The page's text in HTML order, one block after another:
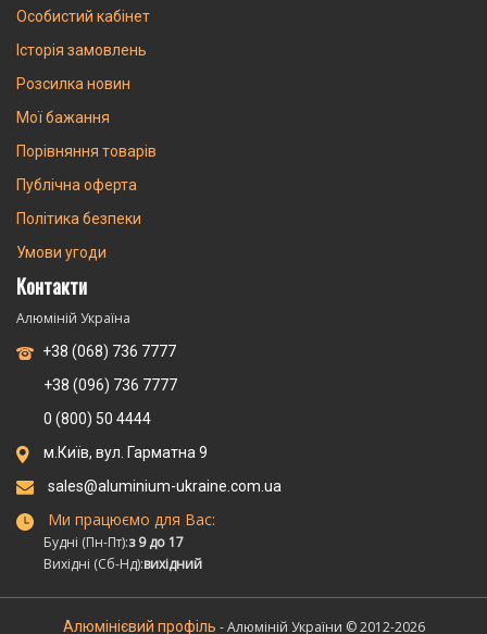
Особистий кабінет
Історія замовлень
Розсилка новин
Мої бажання
Порівняння товарів
Публічна оферта
Політика безпеки
Умови угоди
Контакти
Алюміній Україна
+38 (068) 736 7777
+38 (096) 736 7777
0 (800) 50 4444
м.Київ, вул. Гарматна 9
sales@aluminium-ukraine.com.ua
Ми працюємо для Вас:
Будні (Пн-Пт):з 9 до 17
Вихідні (Сб-Нд):вихідний
Алюмінієвий профіль - Алюміній України © 2012-2026